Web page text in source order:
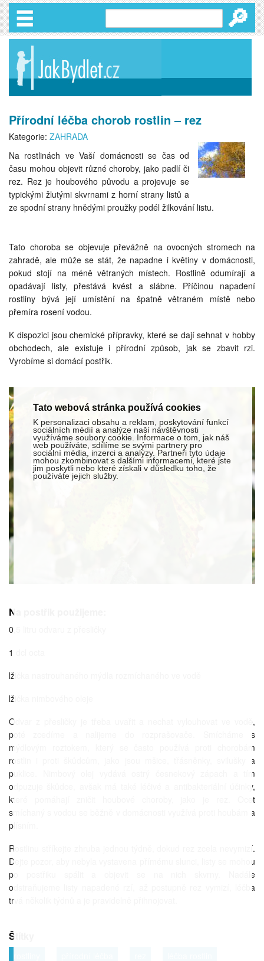
🔎
Přírodní léčba chorob rostlin – rez
Kategorie: ZAHRADA
Na rostlinách ve Vaší domácnosti se čas od
času mohou objevit různé choroby, jako padlí či
rez. Rez je houbového původu a projevuje se
typickými žlutými skvrnami z horní strany listů a
ze spodní strany hnědými proužky podél žilkování listu.
Tato choroba se objevuje převážně na ovocných stromech na
zahradě, ale může se stát, že napadne i květiny v domácnosti,
pokud stojí na méně větraných místech. Rostlině odumírají a
opadávají listy, přestává kvést a slábne. Příčinou napadení
rostliny bývá její umístění na špatně větraném místě nebo
přemíra rosení vodou.
K dispozici jsou chemické přípravky, které se dají sehnat v hobby
obchodech, ale existuje i přírodní způsob, jak se zbavit rzi.
Vyrobíme si domácí postřik.
Na postřik použijeme:
0,5 litru odvaru z přesličky
1 dcl octa
lžička nastrouhaného mýdla rozmíchaného ve vodě
lžička nimbového oleje
Odvar z přesličky je třeba uvařit a nechat vylouhovat ve vodě,
poté zcedíme a nalijeme do rozprašovače. Smícháme s
mýdlovým roztokem, který se často používá proti chorobám
rostlin i proti škůdcům, jako jsou mšice, třásněnky, svilušky a
puklice. Nimbový olej vydává ostrý česnekový zápach a tím
odpuzuje škůdce, avšak má také léčivé a antibakteriální účinky,
které pomáhají zničit houbové choroby, jako je rez. Ocet
smíchaný s vodou se běžně v domácnosti využívá proti houbám a
plísním.
Rostlinu stříkejte zhruba jednou týdně, dokud rez zcela nevymizí.
Dejte pozor, aby nebyla vystavena přímému slunci, listy se mohou
po postřiku spálit a objevit se na nich skvrny. Nadále
odstraňujeme listy napadené rzí, až postupně rez vymizí, léčba
trvá několik týdnů a je pravidelně přihnojovat.
Štítky
Tato webová stránka používá cookies
K personalizaci obsahu a reklam, poskytování funkcí
sociálních médií a analýze naší návštěvnosti
využíváme soubory cookie. Informace o tom, jak náš
web používáte, sdílíme se svými partnery pro
sociální média, inzerci a analýzy. Partneři tyto údaje
mohou zkombinovat s dalšími informacemi, které jste
jim poskytli nebo které získali v důsledku toho, že
používáte jejich služby.